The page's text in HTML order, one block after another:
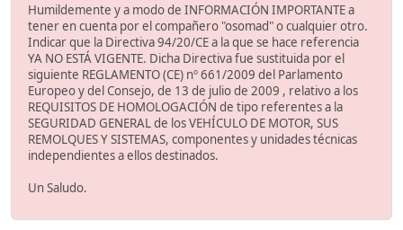
Humildemente y a modo de INFORMACIÓN IMPORTANTE a
tener en cuenta por el compañero "osomad" o cualquier otro.
Indicar que la Directiva 94/20/CE a la que se hace referencia
YA NO ESTÁ VIGENTE. Dicha Directiva fue sustituida por el
siguiente REGLAMENTO (CE) nº 661/2009 del Parlamento
Europeo y del Consejo, de 13 de julio de 2009 , relativo a los
REQUISITOS DE HOMOLOGACIÓN de tipo referentes a la
SEGURIDAD GENERAL de los VEHÍCULO DE MOTOR, SUS
REMOLQUES Y SISTEMAS, componentes y unidades técnicas
independientes a ellos destinados.
Un Saludo.